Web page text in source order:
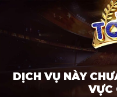
DỊCH VỤ NÀY
VỰC